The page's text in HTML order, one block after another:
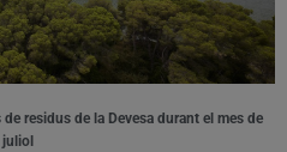
residus de la Devesa durant el mes de
juliol